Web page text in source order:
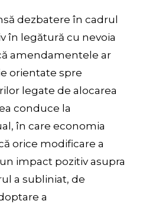
dezbatere în cadrul
în legătură cu nevoia
amendamentele ar
orientate spre
legate de alocarea
conduce la
în care economia
orice modificare a
impact pozitiv asupra
a subliniat, de
a